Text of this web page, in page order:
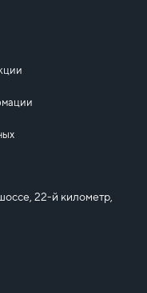
22-й километр,